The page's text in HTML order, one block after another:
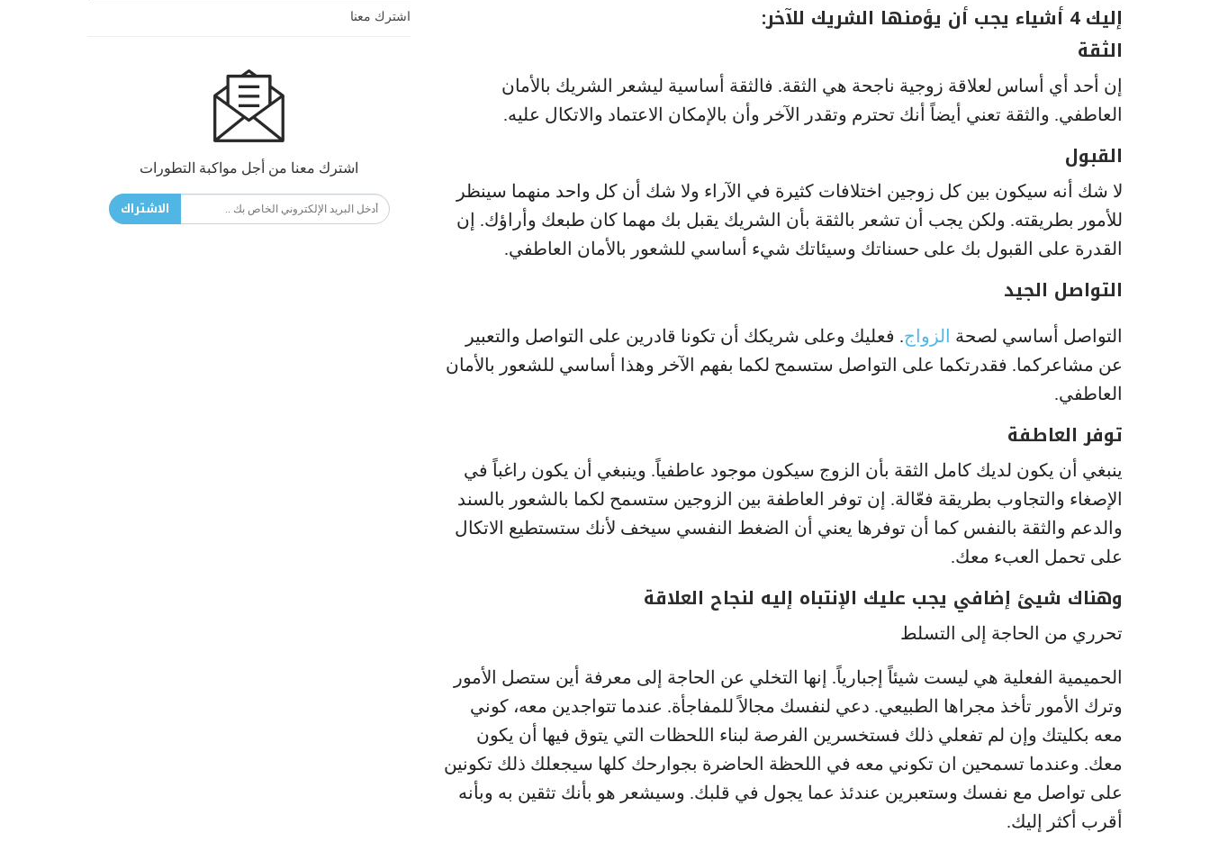
إليك 4 أشياء يجب أن يؤمنها الشريك للآخر:
الثقة
إن أحد أي أساس لعلاقة زوجية ناجحة هي الثقة. فالثقة أساسية ليشعر الشريك بالأمان
العاطفي. والثقة تعني أيضاً أنك تحترم وتقدر الآخر وأن بالإمكان الاعتماد والاتكال عليه.
القبول
لا شك أنه سيكون بين كل زوجين اختلافات كثيرة في الآراء ولا شك أن كل واحد منهما سينظر
للأمور بطريقته. ولكن يجب أن تشعر بالثقة بأن الشريك يقبل بك مهما كان طبعك وأراؤك. إن
القدرة على القبول بك على حسناتك وسيئاتك شيء أساسي للشعور بالأمان العاطفي.
التواصل الجيد
التواصل أساسي لصحة الزواج. فعليك وعلى شريكك أن تكونا قادرين على التواصل والتعبير
عن مشاعركما. فقدرتكما على التواصل ستسمح لكما بفهم الآخر وهذا أساسي للشعور بالأمان
العاطفي.
توفر العاطفة
ينبغي أن يكون لديك كامل الثقة بأن الزوج سيكون موجود عاطفياً. وينبغي أن يكون راغباً في
الإصغاء والتجاوب بطريقة فعّالة. إن توفر العاطفة بين الزوجين ستسمح لكما بالشعور بالسند
والدعم والثقة بالنفس كما أن توفرها يعني أن الضغط النفسي سيخف لأنك ستستطيع الاتكال
على تحمل العبء معك.
وهناك شيئ إضافي يجب عليك الإنتباه إليه لنجاح العلاقة
تحرري من الحاجة إلى التسلط
الحميمية الفعلية هي ليست شيئاً إجبارياً. إنها التخلي عن الحاجة إلى معرفة أين ستصل الأمور
وترك الأمور تأخذ مجراها الطبيعي. دعي لنفسك مجالاً للمفاجأة. عندما تتواجدين معه، كوني
معه بكليتك وإن لم تفعلي ذلك فستخسرين الفرصة لبناء اللحظات التي يتوق فيها أن يكون
معك. وعندما تسمحين ان تكوني معه في اللحظة الحاضرة بجوارحك كلها سيجعلك ذلك تكونين
على تواصل مع نفسك وستعبرين عندئذ عما يجول في قلبك. وسيشعر هو بأنك تثقين به وبأنه
أقرب أكثر إليك.
اشترك معنا
اشترك معنا من أجل مواكبة التطورات
الاشتراك